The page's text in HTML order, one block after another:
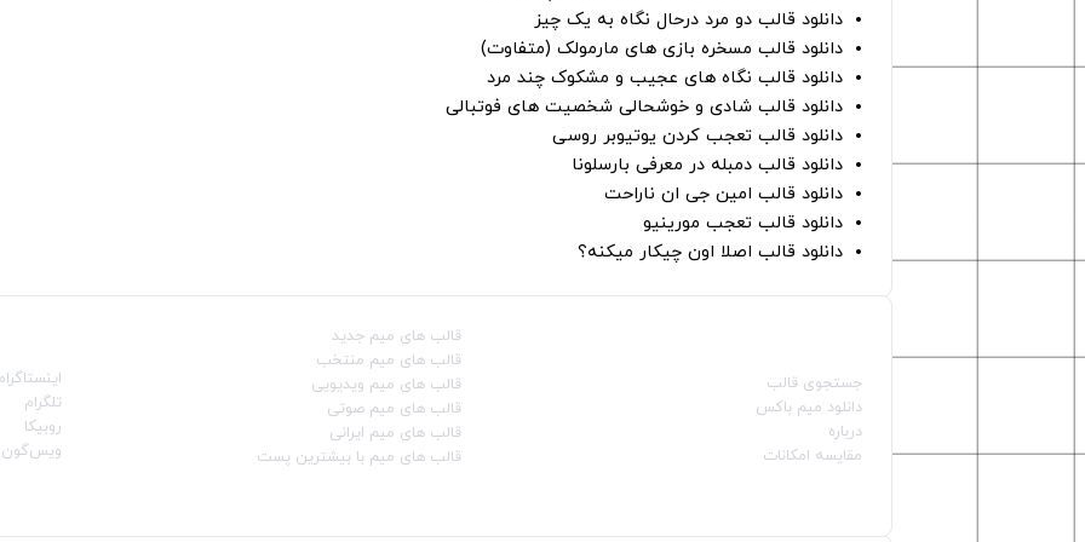
دانلود قالب دو مرد درحال نگاه به یک چیز
دانلود قالب مسخره بازی های مارمولک (متفاوت)
دانلود قالب نگاه های عجیب و مشکوک چند مرد
دانلود قالب شادی و خوشحالی شخصیت های فوتبالی
دانلود قالب تعجب کردن یوتیوبر روسی
دانلود قالب دمبله در معرفی بارسلونا
دانلود قالب امین جی ان ناراحت
دانلود قالب تعجب مورینیو
دانلود قالب اصلا اون چیکار میکنه؟
جستجوی قالب
دانلود میم باکس
درباره
مقایسه امکانات
قالب‌ های میم جدید
قالب‌ های میم منتخب
قالب‌ های میم ویدیویی
قالب‌ های میم صوتی
قالب‌ های میم ایرانی
قالب‌ های میم با بیشترین پست
تلگرام
روبیکا
ویس‌گون